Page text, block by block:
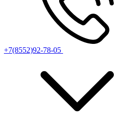
+7(8552)92-78-05